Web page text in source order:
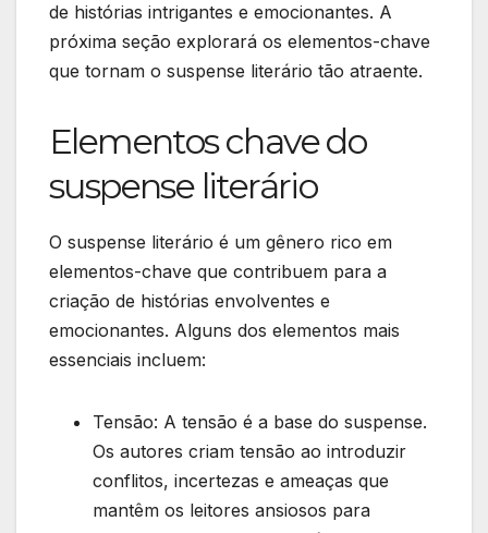
de histórias intrigantes e emocionantes. A
próxima seção explorará os elementos-chave
que tornam o suspense literário tão atraente.
Elementos chave do
suspense literário
O suspense literário é um gênero rico em
elementos-chave que contribuem para a
criação de histórias envolventes e
emocionantes. Alguns dos elementos mais
essenciais incluem:
Tensão: A tensão é a base do suspense.
Os autores criam tensão ao introduzir
conflitos, incertezas e ameaças que
mantêm os leitores ansiosos para